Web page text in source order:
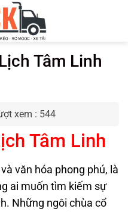
Tâm Linh
xem : 544
Tâm Linh
văn hóa phong phú, là
ai muốn tìm kiếm sự
Những ngôi chùa cổ